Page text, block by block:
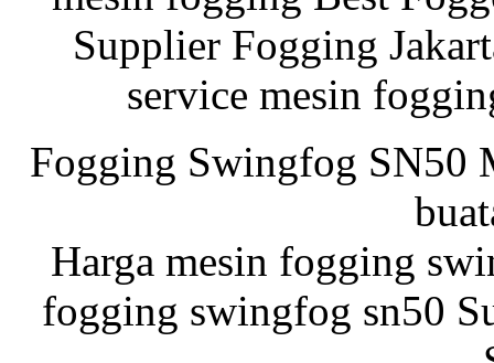
Supplier Fogging
service mesin
Fogging Swingfog SN50
Harga mesin fogging
fogging swingfog sn50